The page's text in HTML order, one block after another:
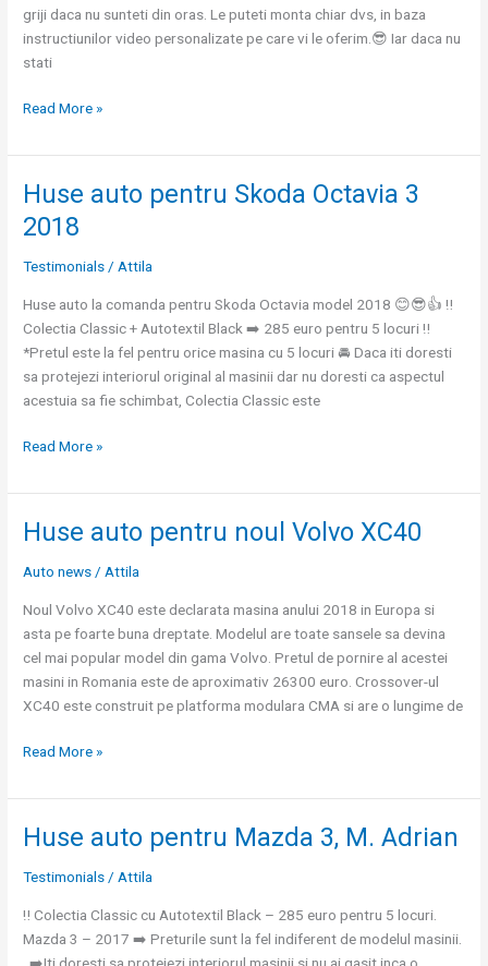
griji daca nu sunteti din oras. Le puteti monta chiar dvs, in baza
instructiunilor video personalizate pe care vi le oferim.😎 Iar daca nu
stati
Read More »
Huse auto pentru Skoda Octavia 3
2018
Testimonials / Attila
Huse auto la comanda pentru Skoda Octavia model 2018 😊😎👍 ‼️
Colectia Classic + Autotextil Black ➡️ 285 euro pentru 5 locuri ‼️
*Pretul este la fel pentru orice masina cu 5 locuri 🚘 Daca iti doresti
sa protejezi interiorul original al masinii dar nu doresti ca aspectul
acestuia sa fie schimbat, Colectia Classic este
Huse
pentru
Skoda
3
2018
Read More »
Huse auto pentru noul Volvo XC40
Auto news / Attila
Noul Volvo XC40 este declarata masina anului 2018 in Europa si
asta pe foarte buna dreptate. Modelul are toate sansele sa devina
cel mai popular model din gama Volvo. Pretul de pornire al acestei
masini in Romania este de aproximativ 26300 euro. Crossover-ul
XC40 este construit pe platforma modulara CMA si are o lungime de
Huse
pentru
XC40
Read More »
Huse auto pentru Mazda 3, M. Adrian
Testimonials / Attila
‼️ Colectia Classic cu Autotextil Black – 285 euro pentru 5 locuri.
Mazda 3 – 2017 ➡️ Preturile sunt la fel indiferent de modelul masinii.
➡️Iti doresti sa protejezi interiorul masinii si nu ai gasit inca o
Huse
pentru